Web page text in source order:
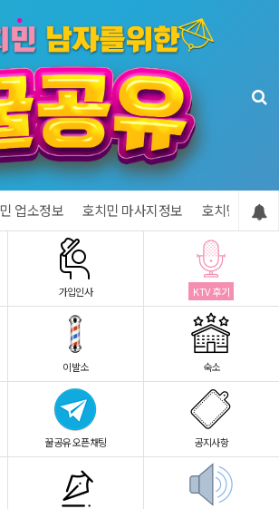
업소정보 호치민 마사지정보 호치민 숙소
가입인사 KTV 후기
이발소 숙소
꿀공유 오픈채팅 공지사항